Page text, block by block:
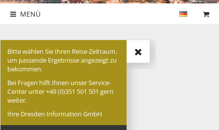
MENÜ
Suche
Bitte wählen Sie Ihren Reise-Zeitraum,
um passende Ergebnisse angezeigt zu
bekommen.
Bei Fragen hilft Ihnen unser Service-
Center unter +49 (0)351 501 501 gern
weiter.
Ihre Dresden Information GmbH